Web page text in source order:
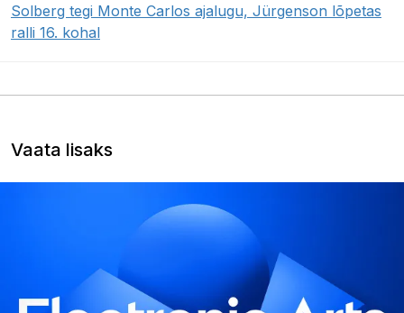
Solberg tegi Monte Carlos ajalugu, Jürgenson lõpetas
ralli 16. kohal
Vaata lisaks